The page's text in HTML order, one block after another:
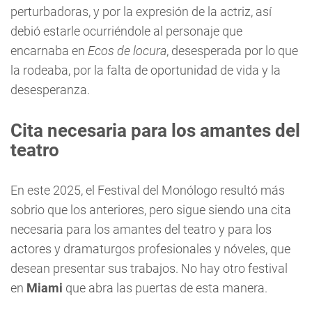
perturbadoras, y por la expresión de la actriz, así
debió estarle ocurriéndole al personaje que
encarnaba en Ecos de locura, desesperada por lo que
la rodeaba, por la falta de oportunidad de vida y la
desesperanza.
Cita necesaria para los amantes del
teatro
En este 2025, el Festival del Monólogo resultó más
sobrio que los anteriores, pero sigue siendo una cita
necesaria para los amantes del teatro y para los
actores y dramaturgos profesionales y nóveles, que
desean presentar sus trabajos. No hay otro festival
en Miami que abra las puertas de esta manera.